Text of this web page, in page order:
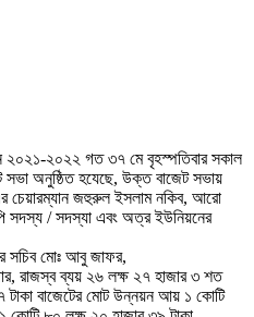
২০২১-২০২২ গত ৩৭ মে বৃহস্পতিবার সকাল
সভা অনুষ্ঠিত হযেছে, উক্ত বাজেট সভায়
চেয়ারম্যান জহুরুল ইসলাম নকিব, আরো
সদস্য / সদস্যা এবং অত্র ইউনিয়নের
সচিব মোঃ আবু জাফর,
রাজস্ব ব্যয় ২৬ লক্ষ ২৭ হাজার ৩ শত
বাজেটের মোট উন্নয়ন আয় ১ কোটি